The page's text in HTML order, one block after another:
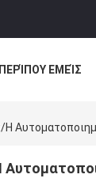
ΠΕΡΊΠΟΥ ΕΜΕΊΣ